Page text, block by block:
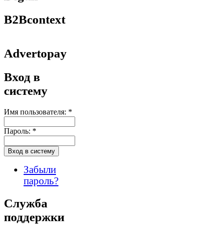
B2Bcontext
Advertopay
Вход в
систему
Имя пользователя: *
Пароль: *
Забыли
пароль?
Служба
поддержки